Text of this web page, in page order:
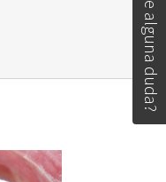
Tiene alguna duda?